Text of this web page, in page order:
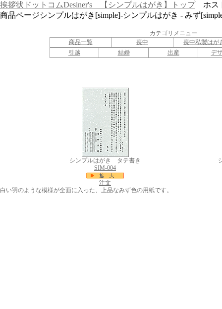
挨拶状ドットコムDesiner's 【シンプルはがき】トップホスト
商品ページシンプルはがき[simple]-シンプルはがき - みず
カテゴリメニュー
商品一覧
喪中
喪中私製はが
引越
結婚 出産 デ
シンプルはがき タテ書き
SIM-004
注文
白い羽のような模様が全面に入った、上品なみず色の用紙です。